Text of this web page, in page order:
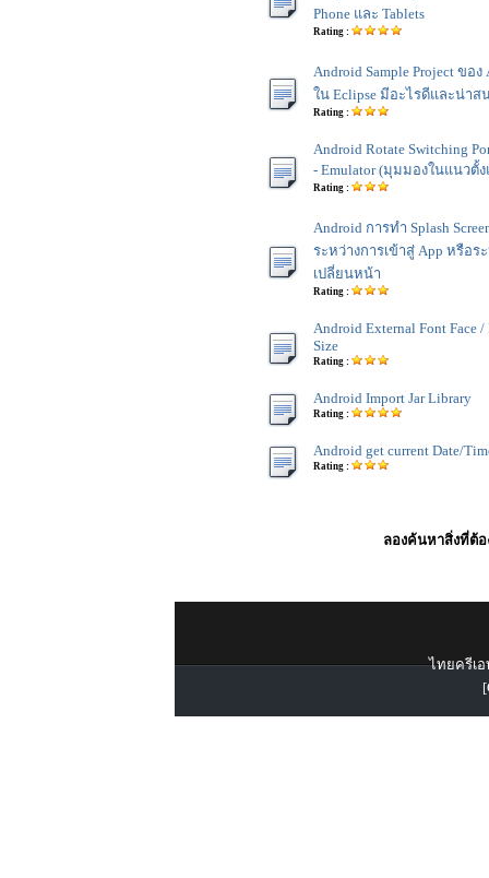
Phone และ Tablets
Rating :
Android Sample Project ขอ
ใน Eclipse มีอะไรดีและน่าส
Rating :
Android Rotate Switching
- Emulator (มุมมองในแนวตั้
Rating :
Android การทำ Splash
ระหว่างการเข้าสู่ App หรือร
เปลี่ยนหน้า
Rating :
Android External Font Face
Size
Rating :
Android Import Jar Library
Rating :
Android get current Date/
Rating :
ลองค้นหาสิ่งที่ต้อ
ไทยครีเอ
[